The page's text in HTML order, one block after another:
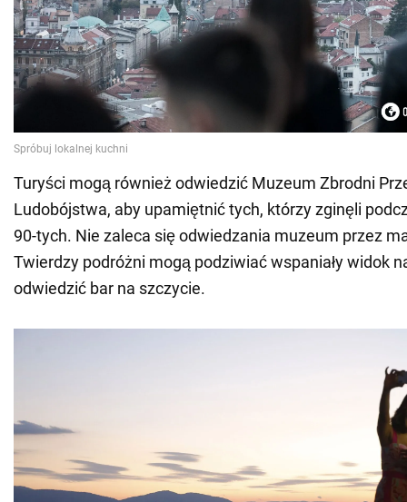
Turyści mogą również odwiedzić Muzeum Zbrodni
Ludobójstwa, aby upamiętnić tych, którzy zginęli
90-tych. Nie zaleca się odwiedzania muzeum przez
Twierdzy podróżni mogą podziwiać wspaniały widok
odwiedzić bar na szczycie.